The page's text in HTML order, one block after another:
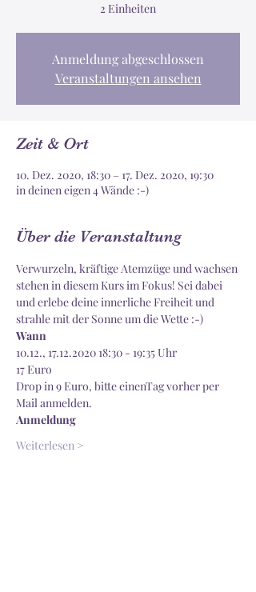
2 Einheiten
Anmeldung abgeschlossen
Veranstaltungen ansehen
Zeit & Ort
10. Dez. 2020, 18:30 – 17. Dez. 2020, 19:30
in deinen eigen 4 Wände :-)
Über die Veranstaltung
Verwurzeln, kräftige Atemzüge und wachsen
stehen in diesem Kurs im Fokus! Sei dabei
und erlebe deine innerliche Freiheit und
strahle mit der Sonne um die Wette :-)
Wann
10.12., 17.12.2020 18:30 - 19:35 Uhr
17 Euro
Drop in 9 Euro, bitte einenTag vorher per
Mail anmelden.
Anmeldung
Weiterlesen >